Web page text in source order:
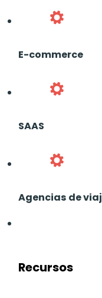
E-commerce
SAAS
Agencias de
Recursos